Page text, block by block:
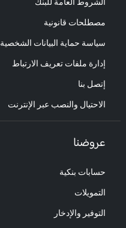
الشروط العامة للبنك
مصطلحات قانونية
سياسة حماية البيانات الشخصية
إدارة ملفات تعريف الارتباط
إتصل بنا
الاحتيال والنصب عبر الإنترنت
عروضنا
حسابات بنكية
التمويلات
التوفير والإدخار